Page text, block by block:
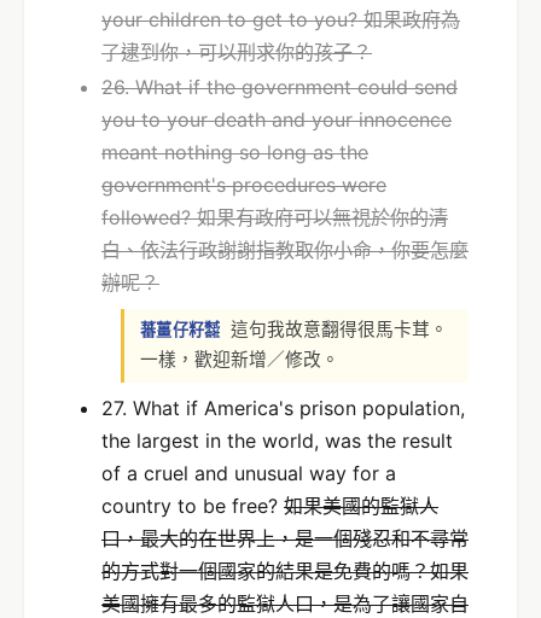
your children to get to you? 如果政府為
了逮到你，可以刑求你的孩子？
26. What if the government could send
you to your death and your innocence
meant nothing so long as the
government's procedures were
followed? 如果有政府可以無視於你的清
白、依法行政謝謝指教取你小命，你要怎麼
辦呢？
蕃薑仔籽㍿ 這句我故意翻得很馬卡茸。
一樣，歡迎新增／修改。
27. What if America's prison population,
the largest in the world, was the result
of a cruel and unusual way for a
country to be free? 如果美國的監獄人
口，最大的在世界上，是一個殘忍和不尋常
的方式對一個國家的結果是免費的嗎？如果
美國擁有最多的監獄人口，是為了讓國家自